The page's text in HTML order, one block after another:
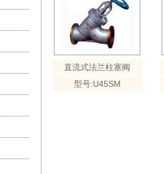
直流式法兰柱塞阀
型号:U45SM